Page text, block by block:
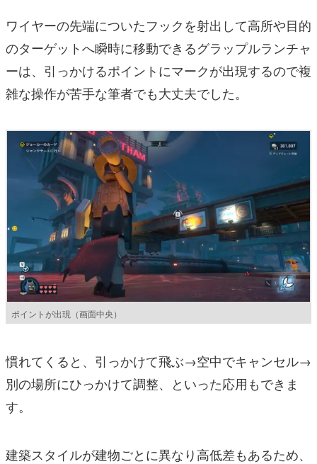
ワイヤーの先端についたフックを射出して高所や目的
のターゲットへ瞬時に移動できるグラップルランチャ
ーは、引っかけるポイントにマークが出現するので複
雑な操作が苦手な筆者でも大丈夫でした。
ポイントが出現（画面中央）
慣れてくると、引っかけて飛ぶ→空中でキャンセル→
別の場所にひっかけて調整、といった応用もできま
す。
建築スタイルが建物ごとに異なり高低差もあるため、